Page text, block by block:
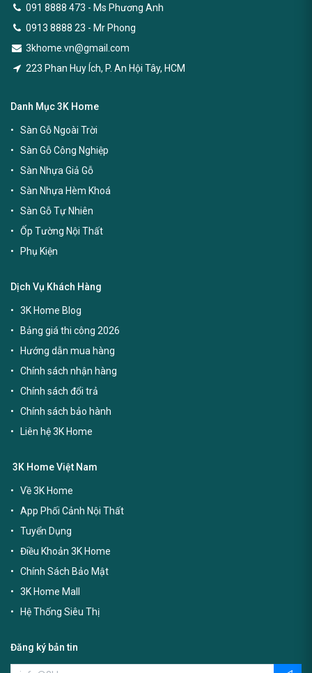
091 8888 473 - Ms Phương Anh
0913 8888 23 - Mr Phong
3khome.vn@gmail.com
223 Phan Huy Ích, P. An Hội Tây, HCM
Danh Mục 3K Home
Sàn Gỗ Ngoài Trời
Sàn Gỗ Công Nghiệp
Sàn Nhựa Giả Gỗ
Sàn Nhựa Hèm Khoá
Sàn Gỗ Tự Nhiên
Ốp Tường Nội Thất
Phụ Kiện
Dịch Vụ Khách Hàng
3K Home Blog
Bảng giá thi công 2026
Hướng dẫn mua hàng
Chính sách nhận hàng
Chính sách đổi trả
Chính sách bảo hành
Liên hệ 3K Home
3K Home Việt Nam
Về 3K Home
App Phối Cảnh Nội Thất
Tuyển Dụng
Điều Khoản 3K Home
Chính Sách Bảo Mật
3K Home Mall
Hệ Thống Siêu Thị
Đăng ký bản tin